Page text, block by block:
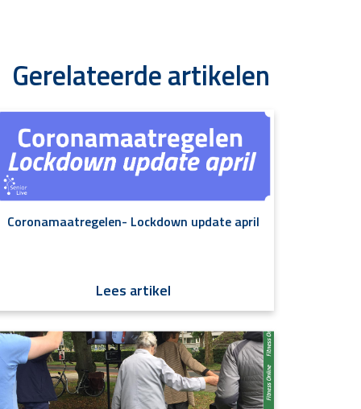
Gerelateerde artikelen
Coronamaatregelen- Lockdown update april
Lees artikel